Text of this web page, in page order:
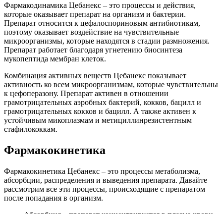
Фармакодинамика Цебанекс – это процессы и действия,
которые оказывает препарат на организм и бактерии.
Препарат относится к цефалоспориновым антибиотикам,
поэтому оказывает воздействие на чувствительные
микроорганизмы, которые находятся в стадии размножения.
Препарат работает благодаря угнетению биосинтеза
мукопептида мембран клеток.
Комбинация активных веществ Цебанекс показывает
активность ко всем микроорганизмам, которые чувствительны
к цефоперазону. Препарат активен в отношении
грамотрицательных аэробных бактерий, кокков, бацилл и
грамотрицательных кокков и бацилл. А также активен к
устойчивым микоплазмам и метициллинрезистентным
стафилококкам.
Фармакокинетика
Фармакокинетика Цебанекс – это процессы метаболизма,
абсорбции, распределения и выведения препарата. Давайте
рассмотрим все эти процессы, происходящие с препаратом
после попадания в организм.